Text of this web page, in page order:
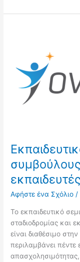
Αφήστε ένα Σχόλιο /
Το εκπαιδευτικό
σταδιοδρομίας και
είναι διαθέσιμο
περιλαμβάνει πέντε
απασχολησιμότητας,
συμβούλους
σταδιοδρομίας
εκπαιδευτές
ενηλίκων